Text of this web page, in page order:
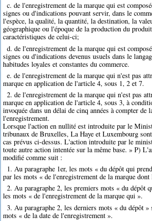
c. de l'enregistrement de la marque qui est
signes ou d'indications pouvant servir, dans le
l'espèce, la qualité, la quantité, la destination, la
géographique ou l'époque de la production du
caractéristiques de celui-ci;
d. de l'enregistrement de la marque qui est
signes ou d'indications devenus usuels dans le
habitudes loyales et constantes du commerce.
e. de l'enregistrement de la marque qui n'est pas
marque en application de l'article 4, sous 1, 2 et 7.
2. de l'enregistrement de la marque qui n'est pas
marque en application de l'article 4, sous 3, à
invoquée dans un délai de cinq années à compter de
l'enregistrement.
Lorsque l'action en nullité est introduite par le
tribunaux de Bruxelles, La Haye et Luxembourg
cas prévus ci-dessus. L'action introduite par le
toute autre action intentée sur la même base. » P)
modifié comme suit :
1. Au paragraphe 1er, les mots « du dépôt qui
par les mots « de l'enregistrement de la marque
2. Au paragraphe 2, les premiers mots « du dépôt
les mots « de l'enregistrement de la marque qui ».
3. Au paragraphe 2, les derniers mots « du dépôt »
mots « de la date de l'enregistrement ».